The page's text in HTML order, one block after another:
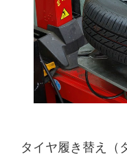
タイヤ履き替え（